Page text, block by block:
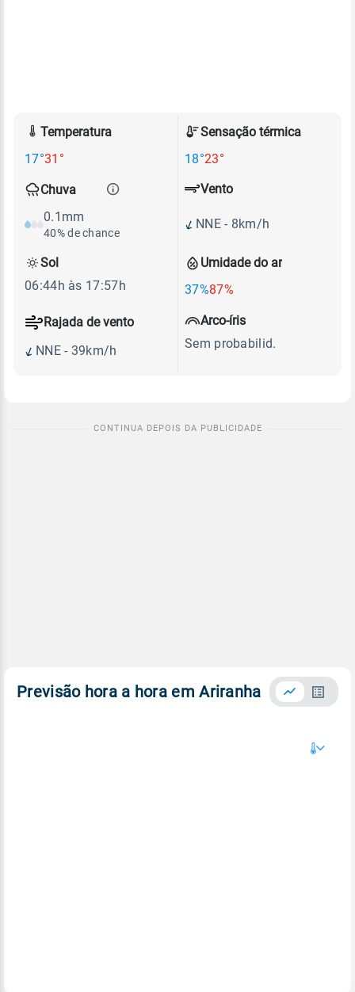
Temperatura
17°31°
Sensação térmica
18°23°
Chuva
0.1mm
40% de chance
Umidade do ar
37%87%
Vento
NNE - 8km/h
Rajada de vento
NNE - 39km/h
Sol
06:44h às 17:57h
Arco-íris
Sem probabilid.
Previsão hora a hora em Ariranha